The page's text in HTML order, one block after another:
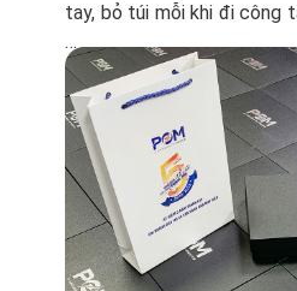
tay, bỏ túi mỗi khi đi công
…